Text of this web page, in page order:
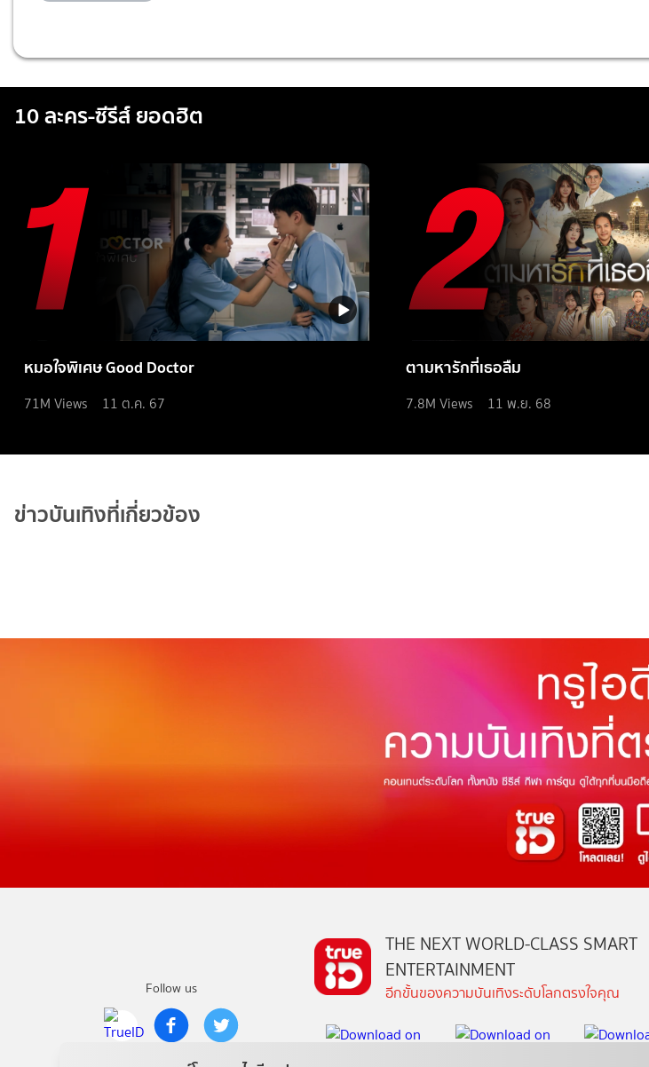
10 ละคร-ซีรีส์ ยอดฮิต
หมอใจพิเศษ Good Doctor
71M Views 11 ต.ค. 67
ตามหารักที่เธอลืม
7.8M Views 11 พ.ย. 68
ข่าวบันเทิงที่เกี่ยวข้อง
Follow us
Copyright © True Digital Group Company Limited.
THE NEXT WORLD-CLASS SMART
ENTERTAINMENT
อีกขั้นของความบันเทิงระดับโลกตรงใจคุณ